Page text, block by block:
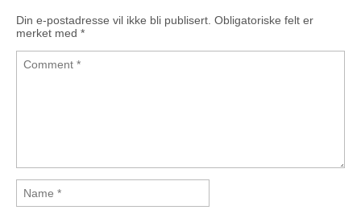
Din e-postadresse vil ikke bli publisert. Obligatoriske felt er
merket med *